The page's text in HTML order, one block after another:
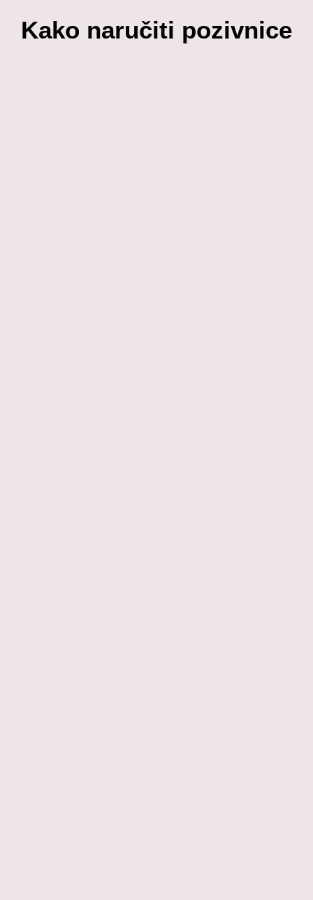
Kako naručiti pozivnice